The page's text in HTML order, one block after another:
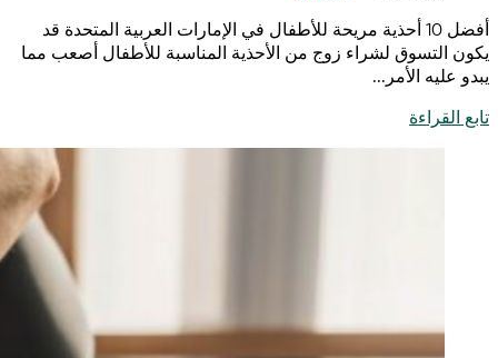
أفضل 10 أحذية مريحة للأطفال في الإمارات العربية المتحدة قد
يكون التسوق لشراء زوج من الأحذية المناسبة للأطفال أصعب مما
يبدو عليه الأمر...
تابع القراءة